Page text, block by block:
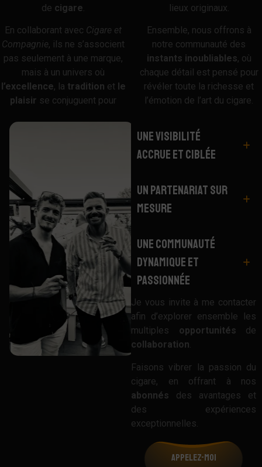
de cigare
En collaborant avec Cigare et
Compagnie, ils ne s’associent
pas seulement à une marque,
mais à un univers où
l’excellence, la tradition et le
plaisir se conjuguent pour
lieux originaux.
Ensemble, nous offrons à
notre communauté des
instants inoubliables, où
chaque détail est pensé pour
révéler toute la richesse et
l’émotion de l’art du cigare.
Une Visibilité
Accrue et Ciblée
Un Partenariat sur
Mesure
Une Communauté
Dynamique et
Passionnée
Je vous invite à me contacter
afin d’explorer ensemble les
multiples opportunités de
collaboration.
Faisons vibrer la passion du
cigare, en offrant à nos
abonnés des avantages et
des expériences
exceptionnelles.
Appelez-moi